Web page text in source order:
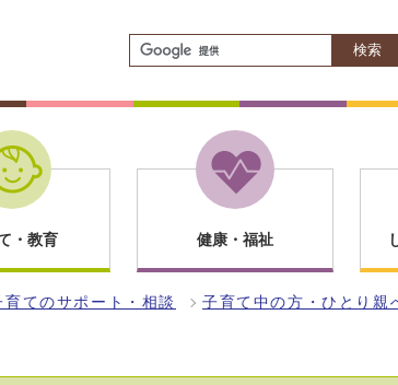
検索
・教育 健康・福祉
育てのサポート・相談 子育て中の方・ひとり親